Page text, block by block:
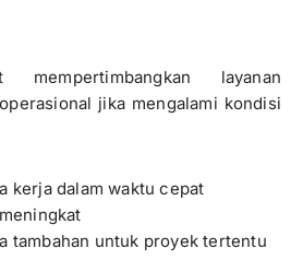
mempertimbangkan layanan
jika mengalami kondisi
kerja dalam waktu cepat
tambahan untuk proyek tertentu